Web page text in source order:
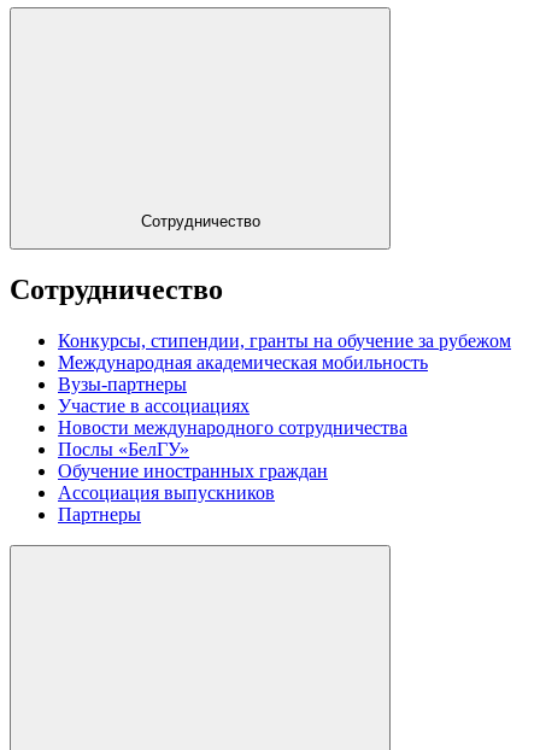
Сотрудничество
Сотрудничество
Конкурсы, стипендии, гранты на обучение за рубежом
Международная академическая мобильность
Вузы-партнеры
Участие в ассоциациях
Новости международного сотрудничества
Послы «БелГУ»
Обучение иностранных граждан
Ассоциация выпускников
Партнеры